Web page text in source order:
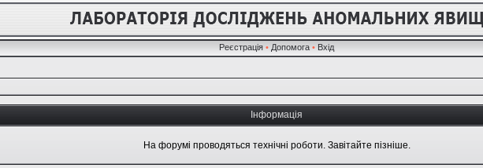
Реєстрація • Допомога • Вхід
Інформація
На форумі проводяться технічні роботи. Завітайте пізніше.